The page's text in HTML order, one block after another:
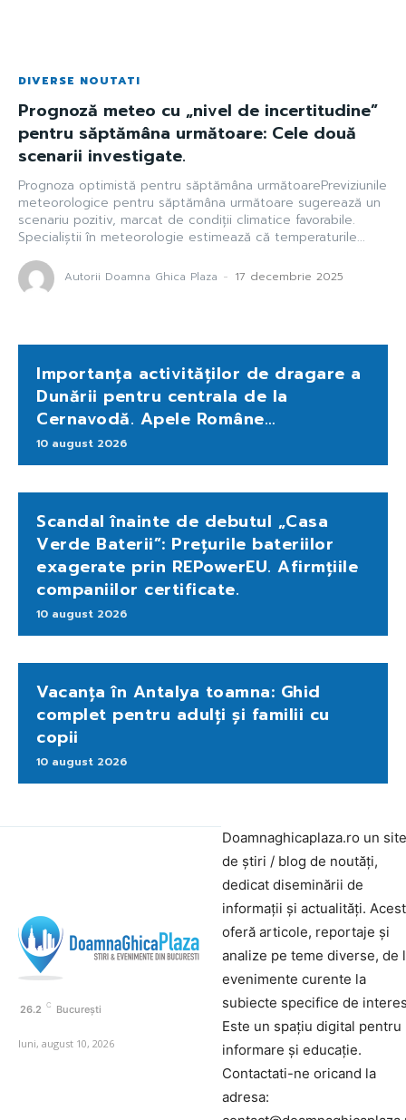
DIVERSE NOUTATI
Prognoză meteo cu „nivel de incertitudine”
pentru săptămâna următoare: Cele două
scenarii investigate.
Prognoza optimistă pentru săptămâna următoarePreviziunile
meteorologice pentru săptămâna următoare sugerează un
scenariu pozitiv, marcat de condiții climatice favorabile.
Specialiștii în meteorologie estimează că temperaturile...
Autorii Doamna Ghica Plaza - 17 decembrie 2025
Importanța activităților de dragare a
Dunării pentru centrala de la
Cernavodă. Apele Române…
10 august 2026
Scandal înainte de debutul „Casa
Verde Baterii”: Prețurile bateriilor
exagerate prin REPowerEU. Afirmțiile
companiilor certificate.
10 august 2026
Vacanța în Antalya toamna: Ghid
complet pentru adulți și familii cu
copii
10 august 2026
26.2 C București
luni, august 10, 2026
Doamnaghicaplaza.ro un site
de știri / blog de noutăți,
dedicat diseminării de
informații și actualități.
oferă articole, reportaje și
analize pe teme diverse, de
evenimente curente la
subiecte specifice de
Este un spațiu digital pentru
informare și educație.
Contactati-ne oricand la
adresa: